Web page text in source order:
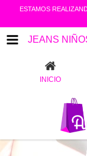
ESTAMOS
JEANS
INICIO